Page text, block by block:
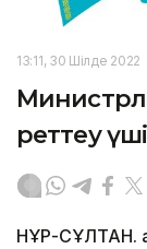
13:11, 30 Шілде 2022
реттеу
НҰР-СҰЛТАН.